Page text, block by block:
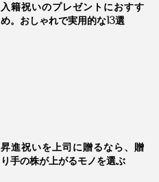
入籍祝いのプレゼントにおすす
め。おしゃれで実用的な13選
昇進祝いを上司に贈るなら、贈
り手の株が上がるモノを選ぶ